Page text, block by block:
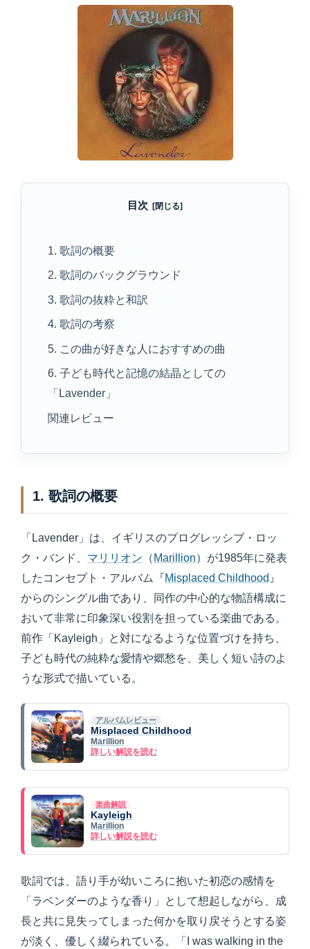
目次
1. 歌詞の概要
2. 歌詞のバックグラウンド
3. 歌詞の抜粋と和訳
4. 歌詞の考察
5. この曲が好きな人におすすめの曲
6. 子ども時代と記憶の結晶としての
「Lavender」
関連レビュー
1. 歌詞の概要
「Lavender」は、イギリスのプログレッシブ・ロッ
ク・バンド、 マリリオン （ Marillion）が1985年に発表
したコンセプト・アルバム『Misplaced Childhood 』
からのシングル曲であり、同作の中心的な物語構成に
おいて非常に印象深い役割を担っている楽曲である。
前作「Kayleigh」と対になるような位置づけを持ち、
子ども時代の純粋な愛情や郷愁を、美しく短い詩のよ
うな形式で描いている。
アルバムレビュー
Misplaced Childhood
Marillion
詳しい解説を読む
楽曲解説
Kayleigh
Marillion
詳しい解説を読む
歌詞では、語り手が幼いころに抱いた初恋の感情を
「ラベンダーのような香り」として想起しながら、成
長と共に見失ってしまった何かを取り戻そうとする姿
が淡く、優しく綴られている。「I was walking in the